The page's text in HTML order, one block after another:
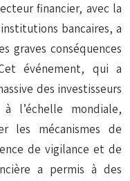
financier, avec la
bancaires, a
graves conséquences
événement, qui a
des investisseurs
l’échelle mondiale,
les mécanismes de
de vigilance et de
a permis à des